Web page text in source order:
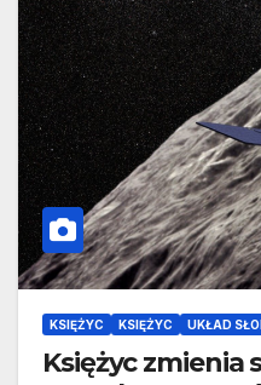
KSIĘŻYC KSIĘŻYC UKŁAD
Księżyc zmienia